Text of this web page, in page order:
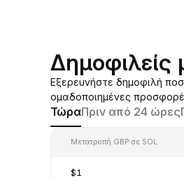
Δημοφιλείς
Εξερευνήστε δημοφιλή
ομαδοποιημένες
ΤώραΠριν από 24 ώρες
Μετατροπή GBP σε SOL
$1